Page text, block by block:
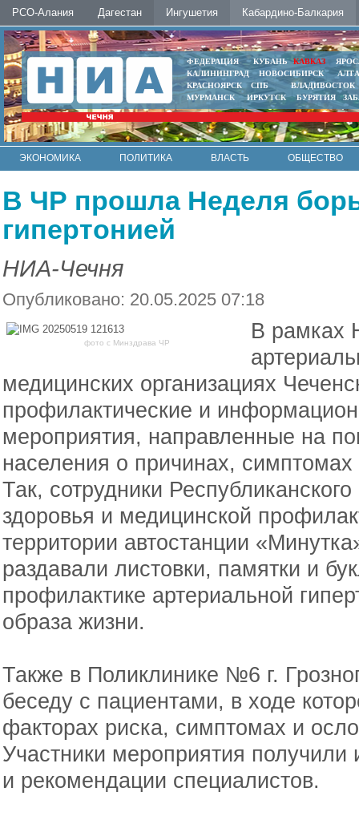
РСО-Алания Дагестан Ингушетия Кабардино-Балкария
ФЕДЕРАЦИЯ КУБАНЬ КАВКАЗ
КАЛИНИНГРАД
НОВОСИБИРСК
КРАСНОЯРСК
СПБ
ВЛАДИВОСТОК
МУРМАНСК
ИРКУТСК БУРЯТИЯ
ЭКОНОМИКА ПОЛИТИКА ВЛАСТЬ
ОБЩЕСТВО
В ЧР прошла Неделя
гипертонией
НИА-Чечня
Опубликовано: 20.05.2025 07:18
фото с Минздрава ЧР
В рамках
медицинских организациях
профилактические и
мероприятия, направленные на
населения о причинах,
Так, сотрудники
здоровья и медицинской
территории автостанции
раздавали листовки, памятки и
профилактике артериальной
образа жизни.
Также в Поликлинике №6 г.
беседу с пациентами, в ходе
факторах риска, симптомах и
Участники мероприятия
и рекомендации специалистов.